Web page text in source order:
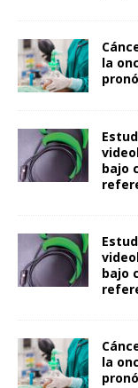
la
bajo
bajo
la